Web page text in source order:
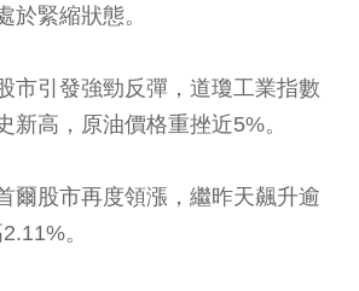
於緊縮狀態。
市引發強勁反彈，道瓊工業指數
新高，原油價格重挫近5%。
爾股市再度領漲，繼昨天飆升逾
。